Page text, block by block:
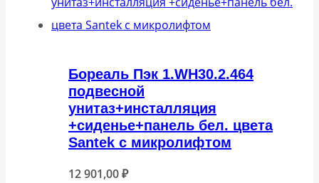
Бореаль Пэк 1.WH30.2.464
подвесной
унитаз+инсталляция
+сиденье+панель бел. цвета
Santek с микролифтом
12 901,00₽